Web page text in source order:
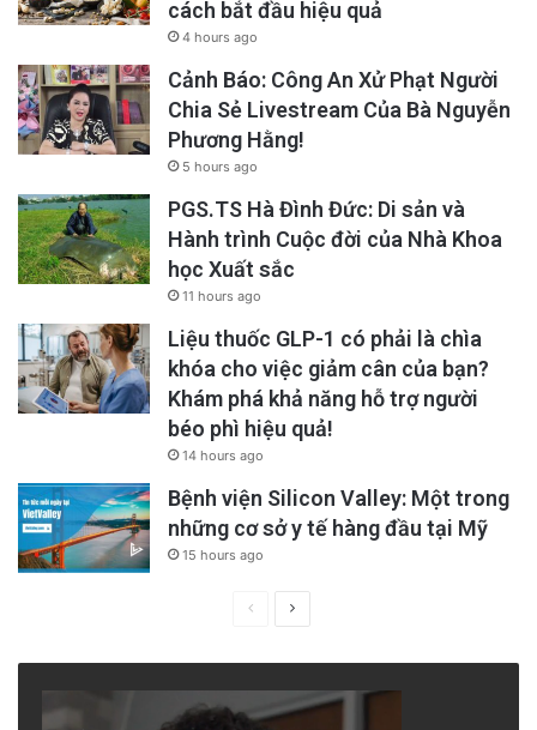
cách bắt đầu hiệu quả
4 hours ago
Cảnh Báo: Công An Xử Phạt Người
Chia Sẻ Livestream Của Bà Nguyễn
Phương Hằng!
5 hours ago
PGS.TS Hà Đình Đức: Di sản và
Hành trình Cuộc đời của Nhà Khoa
học Xuất sắc
11 hours ago
Liệu thuốc GLP-1 có phải là chìa
khóa cho việc giảm cân của bạn?
Khám phá khả năng hỗ trợ người
béo phì hiệu quả!
14 hours ago
Bệnh viện Silicon Valley: Một trong
những cơ sở y tế hàng đầu tại Mỹ
15 hours ago
PreviousNext